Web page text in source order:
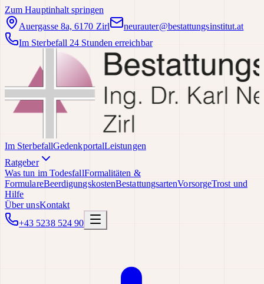
Zum Hauptinhalt springen
Auergasse 8a, 6170 Zirl
neurauter@bestattungsinstitut.at
Im Sterbefall 24 Stunden erreichbar
Im SterbefallGedenkportalLeistungen
Ratgeber
Was tun im TodesfallFormalitäten &
FormulareBeerdigungskostenBestattungsartenVorsorgeTrost und
Hilfe
Über unsKontakt
+43 5238 524 90